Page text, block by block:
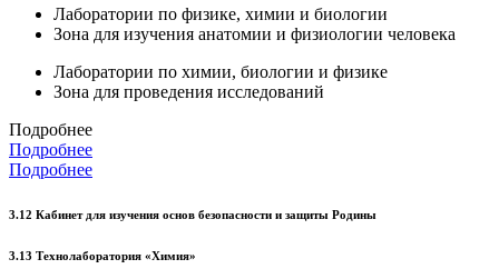
Лаборатории по физике, химии и биологии
Зона для изучения анатомии и физиологии человека
Лаборатории по химии, биологии и физике
Зона для проведения исследований
Подробнее
Подробнее
Подробнее
3.12 Кабинет для изучения основ безопасности и защиты Родины
3.13 Технолаборатория «Химия»